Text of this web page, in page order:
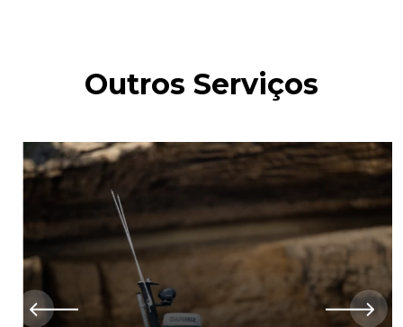
Outros Serviços